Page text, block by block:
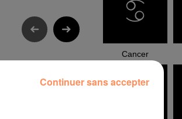
Cancer
Continuer sans accepter